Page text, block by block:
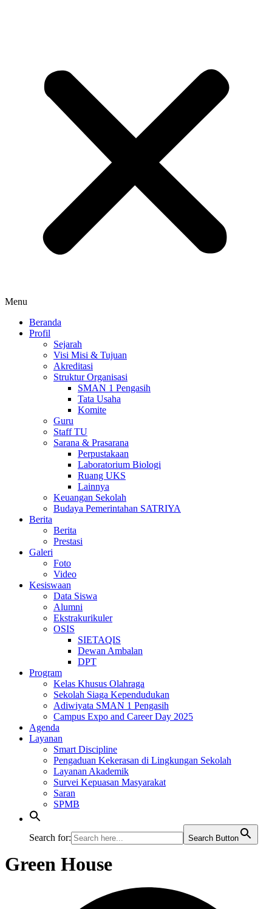
Menu
Beranda
Profil
Sejarah
Visi Misi & Tujuan
Akreditasi
Struktur Organisasi
SMAN 1 Pengasih
Tata Usaha
Komite
Guru
Staff TU
Sarana & Prasarana
Perpustakaan
Laboratorium Biologi
Ruang UKS
Lainnya
Keuangan Sekolah
Budaya Pemerintahan SATRIYA
Berita
Berita
Prestasi
Galeri
Foto
Video
Kesiswaan
Data Siswa
Alumni
Ekstrakurikuler
OSIS
SIETAQIS
Dewan Ambalan
DPT
Program
Kelas Khusus Olahraga
Sekolah Siaga Kependudukan
Adiwiyata SMAN 1 Pengasih
Campus Expo and Career Day 2025
Agenda
Layanan
Smart Discipline
Pengaduan Kekerasan di Lingkungan Sekolah
Layanan Akademik
Survei Kepuasan Masyarakat
Saran
SPMB
Search for: Search Button
Green House